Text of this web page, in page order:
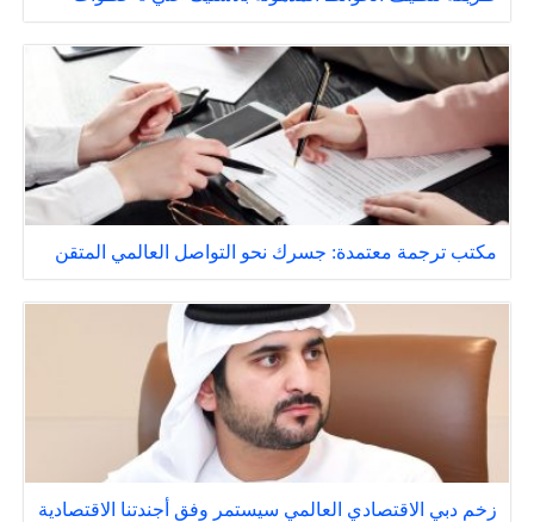
مكتب ترجمة معتمدة: جسرك نحو التواصل العالمي المتقن
زخم دبي الاقتصادي العالمي سيستمر وفق أجندتنا الاقتصادية